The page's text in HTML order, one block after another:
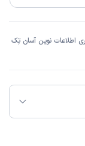
اطلاعات نوین آسان تِک